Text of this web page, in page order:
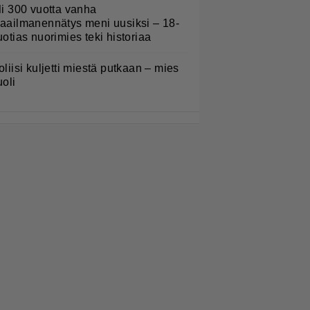
300 vuotta vanha
meni uusiksi – 18-
nuorimies teki historiaa
kuljetti miestä putkaan – mies